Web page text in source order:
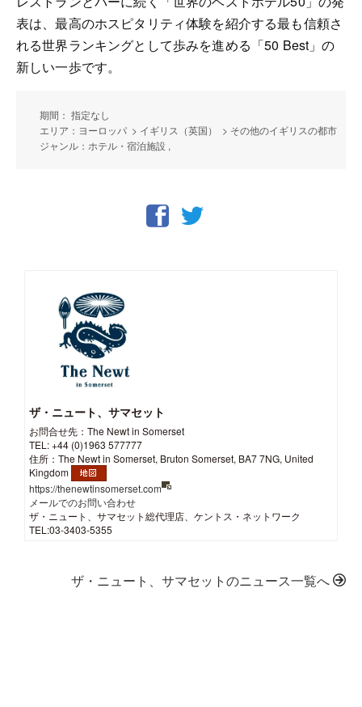
表は、最高のホスピタリティ体験を紹介する最も信頼さ
れる世界ランキングとして歩みを進める「50 Best」の
新しい一歩です。
期間： 指定なし
エリア：ヨーロッパ > イギリス（英国） > その他のイギリスの都市
ジャンル：ホテル・宿泊施設 ,
ザ・ニュート、サマセット
お問合せ先：The Newt in Somerset
TEL: +44 (0)1963 577777
住所：The Newt in Somerset, Bruton Somerset, BA7 7NG, United
Kingdom
https://thenewtinsomerset.com
メールでのお問い合わせ
ザ・ニュート、サマセット総代理店、ケントス・ネットワーク
TEL:03-3403-5355
ザ・ニュート、サマセットのニュース一覧へ